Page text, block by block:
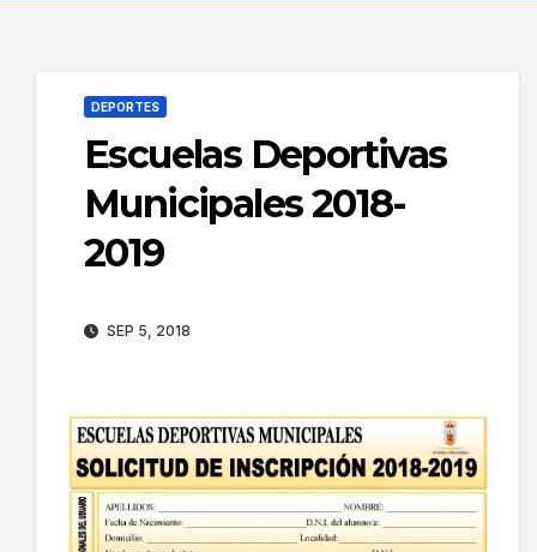
DEPORTES
Escuelas Deportivas
Municipales 2018-
2019
SEP 5, 2018